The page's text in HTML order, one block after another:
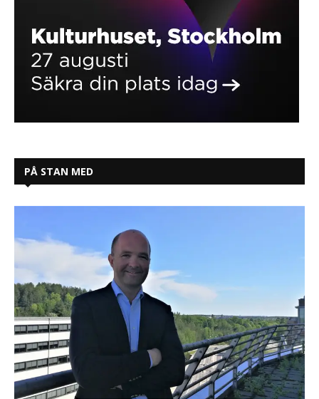
PÅ STAN MED